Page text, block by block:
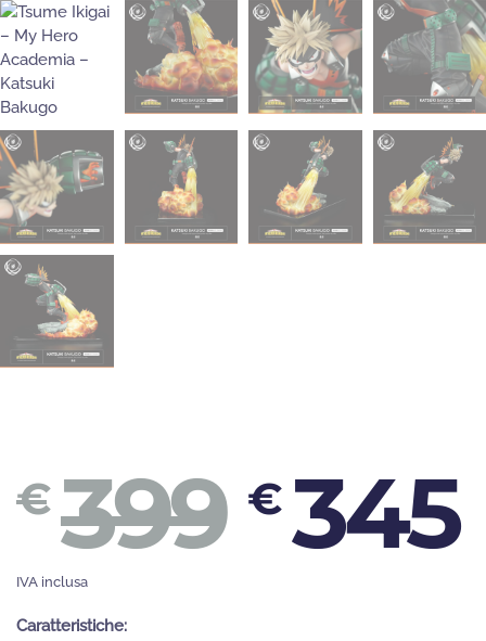
€ 399IL
€ 345
IVA inclusa
Caratteristiche: